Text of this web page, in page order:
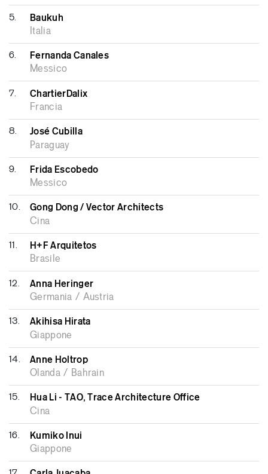
5. Baukuh
Italia
6. Fernanda Canales
Messico
7. ChartierDalix
Francia
8. José Cubilla
Paraguay
9. Frida Escobedo
Messico
10. Gong Dong / Vector Architects
Cina
11. H+F Arquitetos
Brasile
12. Anna Heringer
Germania / Austria
13. Akihisa Hirata
Giappone
14. Anne Holtrop
Olanda / Bahrain
15. Hua Li - TAO, Trace Architecture Office
Cina
16. Kumiko Inui
Giappone